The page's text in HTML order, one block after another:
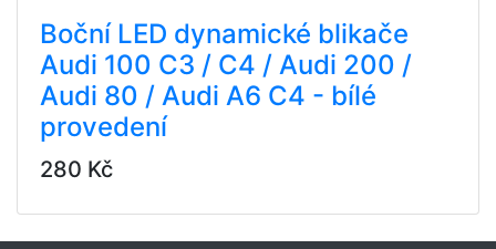
Boční LED dynamické blikače
Audi 100 C3 / C4 / Audi 200 /
Audi 80 / Audi A6 C4 - bílé
provedení
280 Kč